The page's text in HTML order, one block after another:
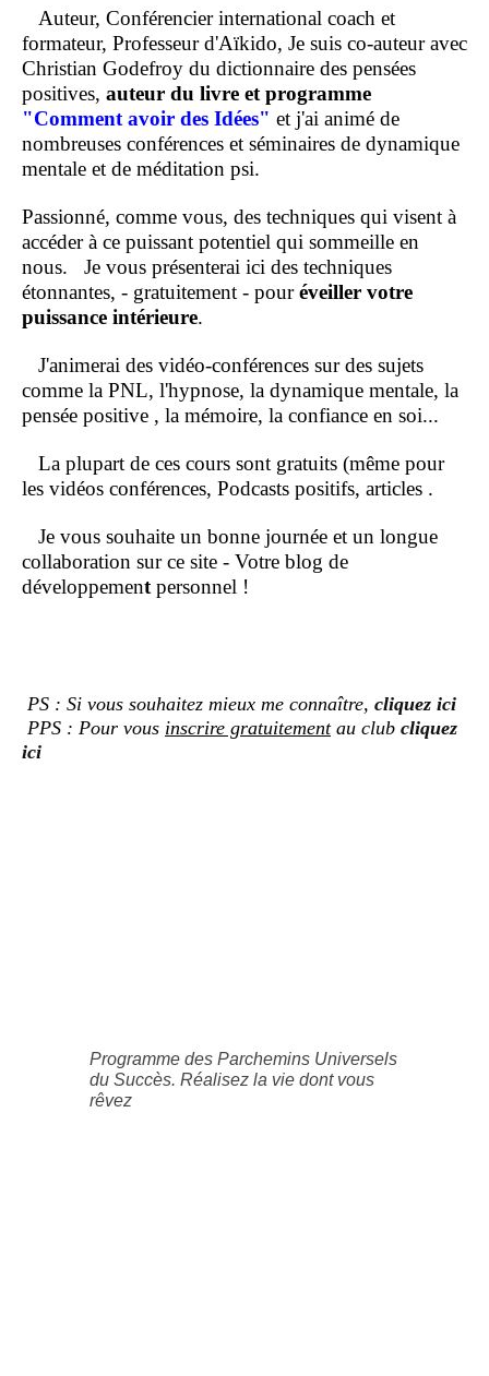
Auteur, Conférencier international coach et
formateur, Professeur d'Aïkido, Je suis co-auteur avec
Christian Godefroy du dictionnaire des pensées
positives, auteur du livre et programme
"Comment avoir des Idées" et j'ai animé de
nombreuses conférences et séminaires de dynamique
mentale et de méditation psi.
Passionné, comme vous, des techniques qui visent à
accéder à ce puissant potentiel qui sommeille en
nous. Je vous présenterai ici des techniques
étonnantes, - gratuitement - pouréveiller votre
puissance intérieure.
J'animerai des vidéo-conférences sur des sujets
comme la PNL, l'hypnose, la dynamique mentale, la
pensée positive , la mémoire, la confiance en soi...
La plupart de ces cours sont gratuits (même pour
les vidéos conférences, Podcasts positifs, articles .
Je vous souhaite un bonne journée et un longue
collaboration sur ce site - Votre blog de
développementpersonnel !
PS : Si vous souhaitez mieux me connaître, cliquez ici
PPS : Pour vous inscrire gratuitementau club cliquez
ici
Programme des Parchemins Universels
du Succès. Réalisez la vie dont vous
rêvez